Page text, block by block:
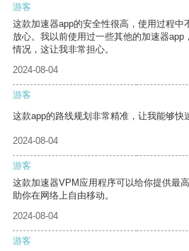
游客
这款加速器app的安全性很高，使用过程中
放心。我以前使用过一些其他的加速器app
情况，这让我非常担心。
2024-08-04
游客
这款app的路线规划非常精准，让我能够快
2024-08-04
游客
这款加速器VPM应用程序可以给你提供最
助你在网络上自由移动。
2024-08-04
游客